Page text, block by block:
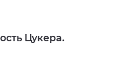
Цукера.